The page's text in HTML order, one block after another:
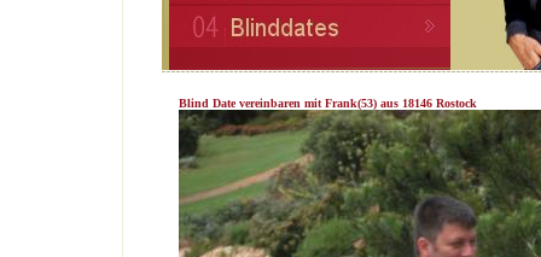
Blind Date vereinbaren mit Frank(53) aus 18146 Rostock